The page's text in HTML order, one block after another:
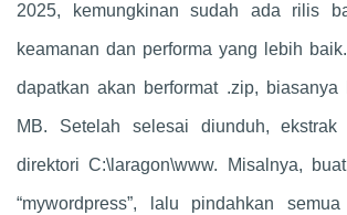
2025, kemungkinan sudah ada rilis
keamanan dan performa yang lebih
dapatkan akan berformat .zip, biasanya
MB. Setelah selesai diunduh,
direktori C:\laragon\www. Misalnya,
“mywordpress”, lalu pindahkan